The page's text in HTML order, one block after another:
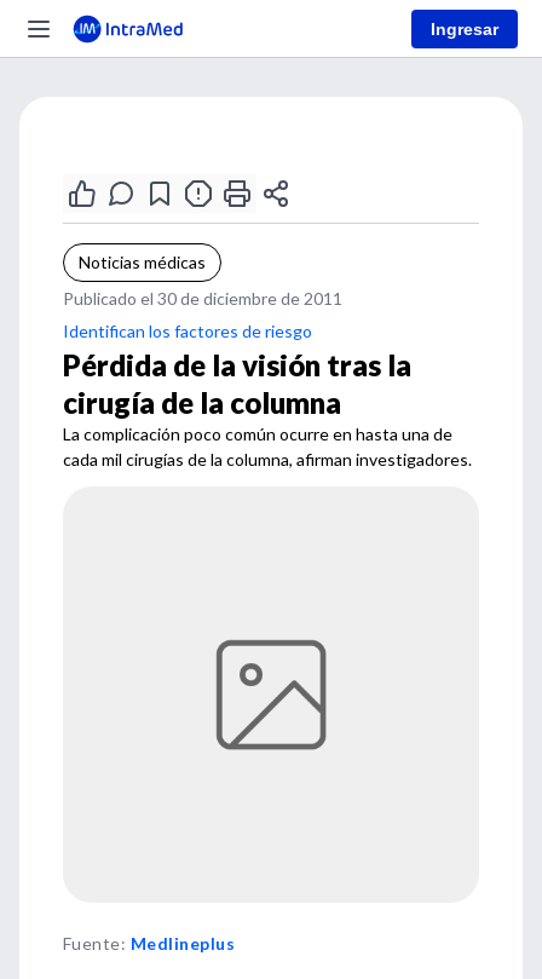
Ingresar
Noticias médicas
Publicado el 30 de diciembre de 2011
Identifican los factores de riesgo
Pérdida de la visión tras la
cirugía de la columna
La complicación poco común ocurre en hasta una de
cada mil cirugías de la columna, afirman investigadores.
Fuente: Medlineplus